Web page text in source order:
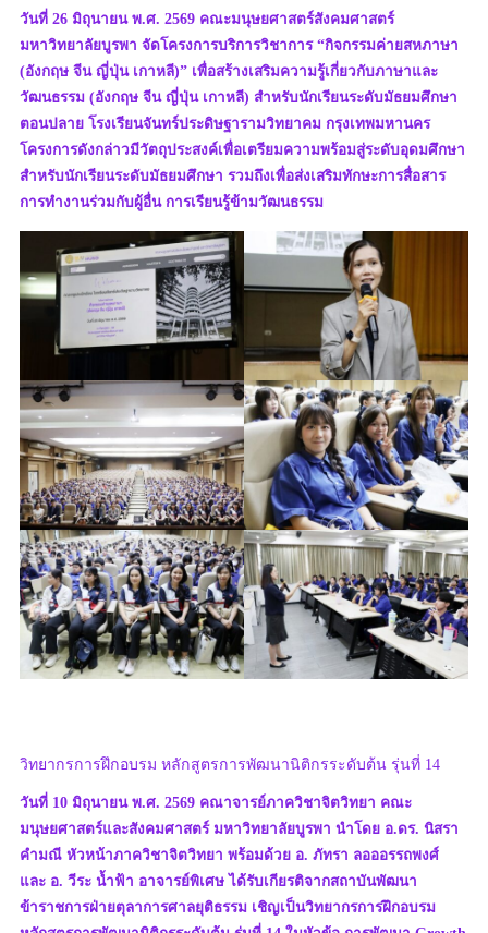
วันที่ 26 มิถุนายน พ.ศ. 2569 คณะมนุษยศาสตร์สังคมศาสตร์
มหาวิทยาลัยบูรพา จัดโครงการบริการวิชาการ “กิจกรรมค่ายสหภาษา
(อังกฤษ จีน ญี่ปุ่น เกาหลี)” เพื่อสร้างเสริมความรู้เกี่ยวกับภาษาและ
วัฒนธรรม (อังกฤษ จีน ญี่ปุ่น เกาหลี) สำหรับนักเรียนระดับมัธยมศึกษา
ตอนปลาย โรงเรียนจันทร์ประดิษฐารามวิทยาคม กรุงเทพมหานคร
โครงการดังกล่าวมีวัตถุประสงค์เพื่อเตรียมความพร้อมสู่ระดับอุดมศึกษา
สำหรับนักเรียนระดับมัธยมศึกษา รวมถึงเพื่อส่งเสริมทักษะการสื่อสาร
การทำงานร่วมกับผู้อื่น การเรียนรู้ข้ามวัฒนธรรม
วิทยากรการฝึกอบรม หลักสูตรการพัฒนานิติกรระดับต้น รุ่นที่ 14
วันที่ 10 มิถุนายน พ.ศ. 2569 คณาจารย์ภาควิชาจิตวิทยา คณะ
มนุษยศาสตร์และสังคมศาสตร์ มหาวิทยาลัยบูรพา นำโดย อ.ดร. นิสรา
คำมณี หัวหน้าภาควิชาจิตวิทยา พร้อมด้วย อ. ภัทรา ลอออรรถพงศ์
และ อ. วีระ น้ำฟ้า อาจารย์พิเศษ ได้รับเกียรติจากสถาบันพัฒนา
ข้าราชการฝ่ายตุลาการศาลยุติธรรม เชิญเป็นวิทยากรการฝึกอบรม